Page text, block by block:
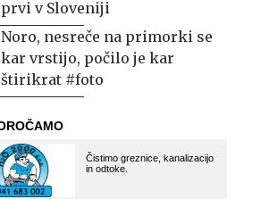
prvi v Sloveniji
Noro, nesreče na primorki se
kar vrstijo, počilo je kar
štirikrat #foto